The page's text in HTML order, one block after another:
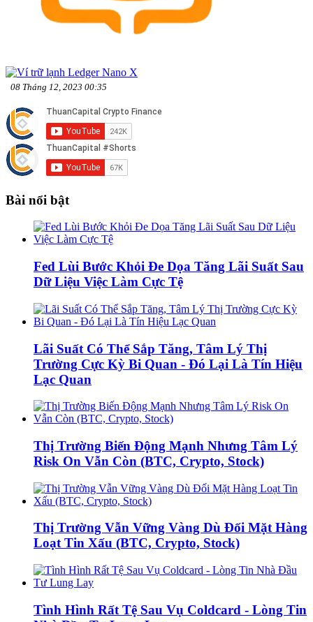
08 Tháng 12, 2023 00:35
Bài nổi bật
Fed Lùi Bước Khỏi Đe Dọa Tăng Lãi Suất Sau
Dữ Liệu Việc Làm Cực Tệ
Lãi Suất Có Thể Sắp Tăng, Tâm Lý Thị
Trường Cực Kỳ Bi Quan - Đó Lại Là Tín Hiệu
Lạc Quan
Thị Trường Biến Động Mạnh Nhưng Tâm Lý
Risk On Vẫn Còn (BTC, Crypto, Stock)
Thị Trường Vẫn Vững Vàng Dù Đối Mặt Hàng
Loạt Tin Xấu (BTC, Crypto, Stock)
Tình Hình Rất Tệ Sau Vụ Coldcard - Lòng Tin